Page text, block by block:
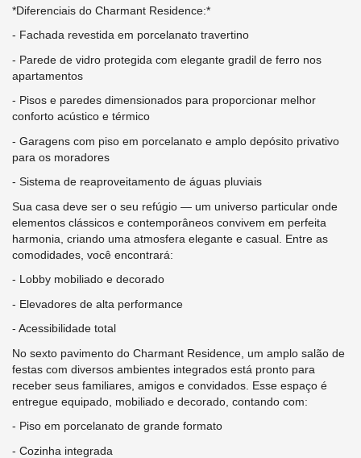
*Diferenciais do Charmant Residence:*
- Fachada revestida em porcelanato travertino
- Parede de vidro protegida com elegante gradil de ferro nos
apartamentos
- Pisos e paredes dimensionados para proporcionar melhor
conforto acústico e térmico
- Garagens com piso em porcelanato e amplo depósito privativo
para os moradores
- Sistema de reaproveitamento de águas pluviais
Sua casa deve ser o seu refúgio — um universo particular onde
elementos clássicos e contemporâneos convivem em perfeita
harmonia, criando uma atmosfera elegante e casual. Entre as
comodidades, você encontrará:
- Lobby mobiliado e decorado
- Elevadores de alta performance
- Acessibilidade total
No sexto pavimento do Charmant Residence, um amplo salão de
festas com diversos ambientes integrados está pronto para
receber seus familiares, amigos e convidados. Esse espaço é
entregue equipado, mobiliado e decorado, contando com:
- Piso em porcelanato de grande formato
- Cozinha integrada